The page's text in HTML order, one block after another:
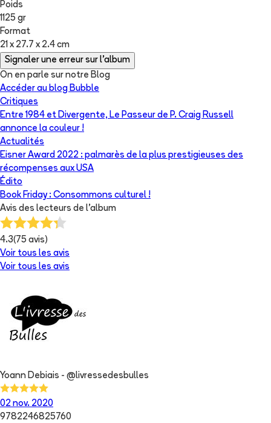
Poids
1125 gr
Format
21 x 27.7 x 2.4 cm
Signaler une erreur sur l'album
On en parle sur notre Blog
Accéder au blog Bubble
Critiques
Entre 1984 et Divergente, Le Passeur de P. Craig Russell
annonce la couleur !
Actualités
Eisner Award 2022 : palmarès de la plus prestigieuses des
récompenses aux USA
Édito
Book Friday : Consommons culturel !
Avis des lecteurs de l'album
4.3(75 avis)
Voir tous les avis
Voir tous les avis
Yoann Debiais - @livressedesbulles
02 nov. 2020
9782246825760